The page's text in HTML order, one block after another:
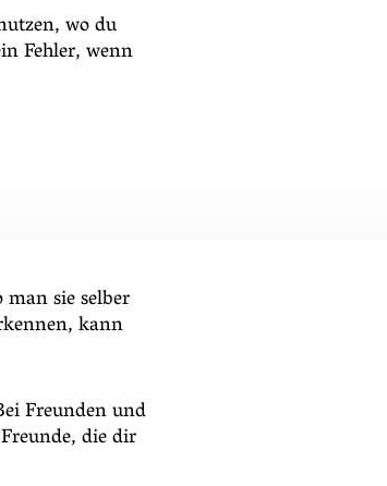
wo du
Fehler, wenn
sie selber
kann
Freunden und
die dir